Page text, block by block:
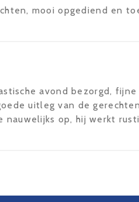
mooi opgediend en
avond bezorgd, fijne
uitleg van de
nauwelijks op, hij werkt